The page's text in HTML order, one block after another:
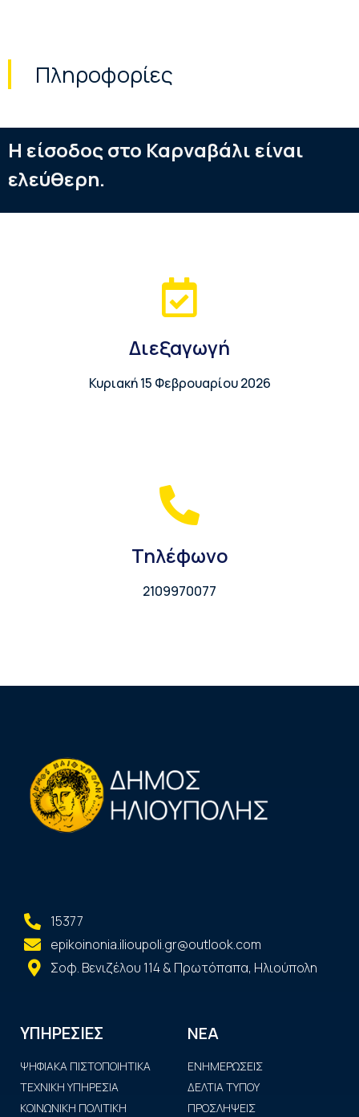
Πληροφορίες
Η είσοδος στο Καρναβάλι είναι
ελεύθερη.
Διεξαγωγή
Κυριακή 15 Φεβρουαρίου 2026
Τηλέφωνο
2109970077
15377
epikoinonia.ilioupoli.gr@outlook.com
Σοφ. Βενιζέλου 114 & Πρωτόπαπα, Ηλιούπολη
ΥΠΗΡΕΣΙΕΣ
ΨΗΦΙΑΚΑ ΠΙΣΤΟΠΟΙΗΤΙΚΑ
ΤΕΧΝΙΚΗ ΥΠΗΡΕΣΙΑ
ΚΟΙΝΩΝΙΚΗ ΠΟΛΙΤΙΚΗ
ΝΕΑ
ΕΝΗΜΕΡΩΣΕΙΣ
ΔΕΛΤΙΑ ΤΥΠΟΥ
ΠΡΟΣΛΗΨΕΙΣ